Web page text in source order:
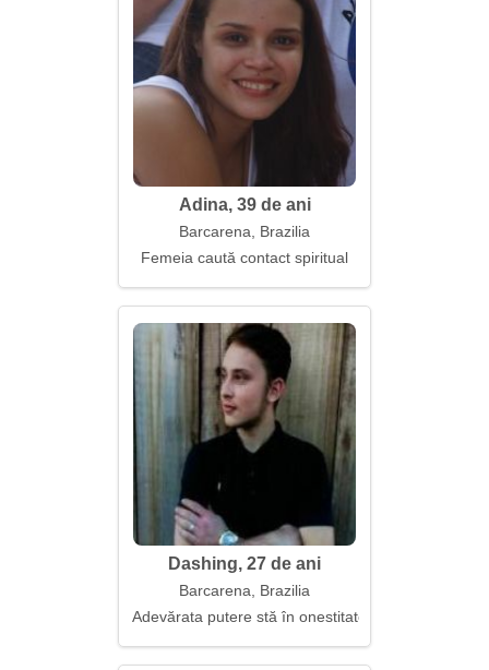
Adina, 39 de ani
Barcarena, Brazilia
Femeia caută contact spiritual
Dashing, 27 de ani
Barcarena, Brazilia
Adevărata putere stă în onestitate